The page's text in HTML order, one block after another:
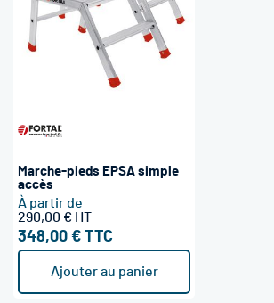
Marche-pieds EPSA simple
accès
À partir de
348,00 €
290,00 €
Ajouter au panier